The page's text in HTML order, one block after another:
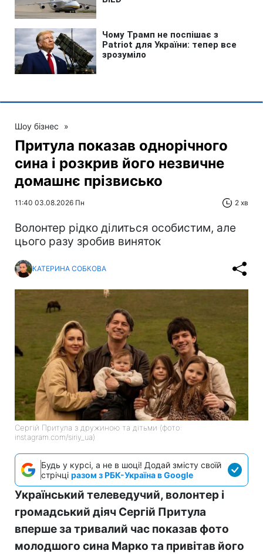
Шоу бізнес »
Притула показав однорічного
сина і розкрив його незвичне
домашнє прізвисько
11:40 03.08.2026 Пн 2 хв
Волонтер рідко ділиться особистим, але
цього разу зробив виняток
КАТЕРИНА СОБКОВА
Сергій Притула з дружиною та дітьми (фото:
instagram.com/siriy_ua)
Будь у курсі, а не в шоці! Додай змісту своїй
стрічці разом з РБК-Україна в Google
Український телеведучий, волонтер і
громадський діяч Сергій Притула
вперше за тривалий час показав фото
молодшого сина Марко та привітав його